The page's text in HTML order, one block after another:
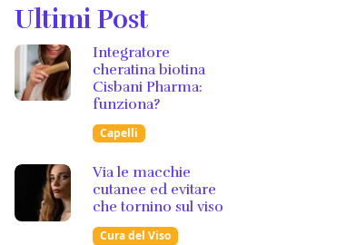
Ultimi Post
Integratore
cheratina biotina
Cisbani Pharma:
funziona?
Capelli
Via le macchie
cutanee ed evitare
che tornino sul viso
Cura del Viso